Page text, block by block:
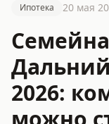
Ипотека 20 мая
2026: